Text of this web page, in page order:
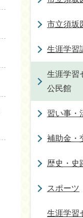
市立須坂
生涯学習
生涯学習
公民館
習い事・
補助金・
歴史・史
スポーツ
生涯学習